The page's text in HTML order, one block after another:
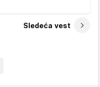
Sledeća vest